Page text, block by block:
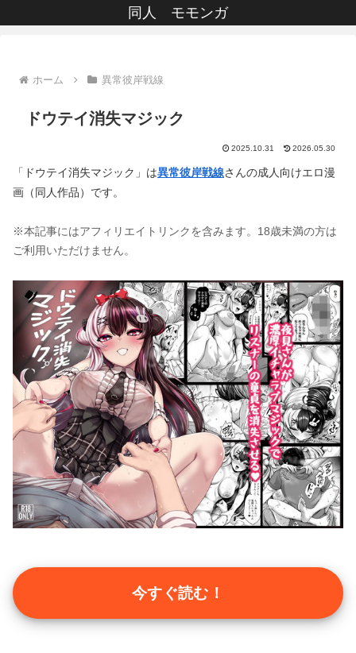
同人 モモンガ
ホーム 異常彼岸戦線
ドウテイ消失マジック
2025.10.31 2026.05.30
「ドウテイ消失マジック」は異常彼岸戦線さんの成人向けエロ漫
画（同人作品）です。
※本記事にはアフィリエイトリンクを含みます。18歳未満の方は
ご利用いただけません。
今すぐ読む！